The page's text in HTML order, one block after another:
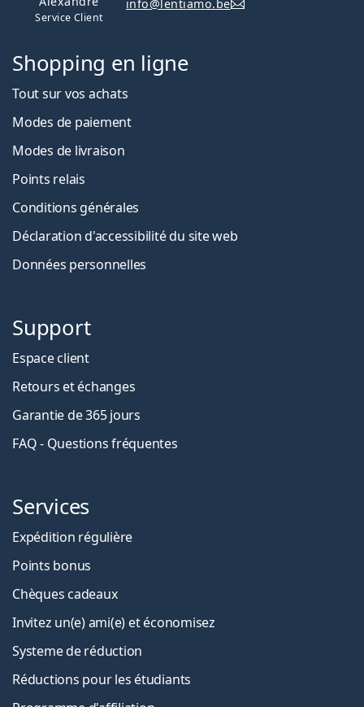
Service Client
info@lentiamo.be
Shopping en ligne
Tout sur vos achats
Modes de paiement
Modes de livraison
Points relais
Conditions générales
Déclaration d'accessibilité du site web
Données personnelles
Support
Espace client
Retours et échanges
Garantie de 365 jours
FAQ - Questions fréquentes
Services
Expédition régulière
Points bonus
Chèques cadeaux
Invitez un(e) ami(e) et économisez
Systeme de réduction
Réductions pour les étudiants